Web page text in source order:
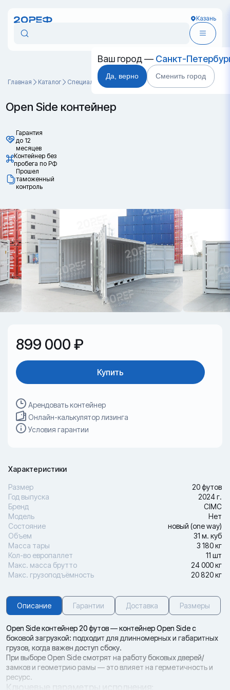
Казань
Ваш город — Санкт-
Да, верно Сменить город
Главная Каталог Специальные контейнеры Open Side контейнер
Open Side контейнер
Гарантия
до 12
месяцев
Контейнер без
пробега по РФ
Прошел
таможенный
контроль
899 000 ₽
Купить
Арендовать контейнер
Онлайн-калькулятор лизинга
Условия гарантии
Характеристики
Размер
20 футов
Год выпуска
2024 г.
Бренд
CIMC
Модель
Нет
Состояние
новый (one way)
Объем
31 м. куб
Масса тары
3 180 кг
Кол-во европаллет
11 шт
Макс. масса брутто
24 000 кг
Макс. грузоподъёмность
20 820 кг
Описание Гарантии Доставка Размеры
Open Side контейнер 20 футов — контейнер Open Side с
боковой загрузкой: подходит для длинномерных и габаритных
грузов, когда важен доступ сбоку.
При выборе Open Side смотрят на работу боковых дверей/
замков и геометрию рамы — это влияет на герметичность и
ресурс.
Ключевые параметры исполнения: